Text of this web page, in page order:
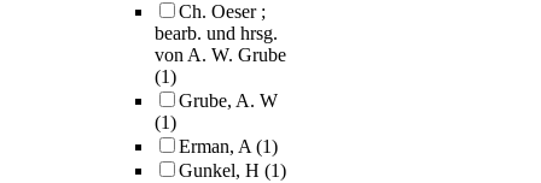
Ch. Oeser ;
bearb. und hrsg.
von A. W. Grube
(1)
Grube, A. W
(1)
Erman, A(1)
Gunkel, H (1)